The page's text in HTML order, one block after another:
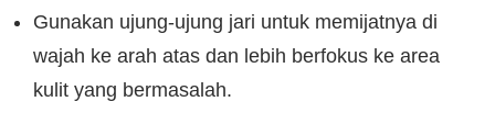
Gunakan ujung-ujung jari untuk memijatnya di
wajah ke arah atas dan lebih berfokus ke area
kulit yang bermasalah.